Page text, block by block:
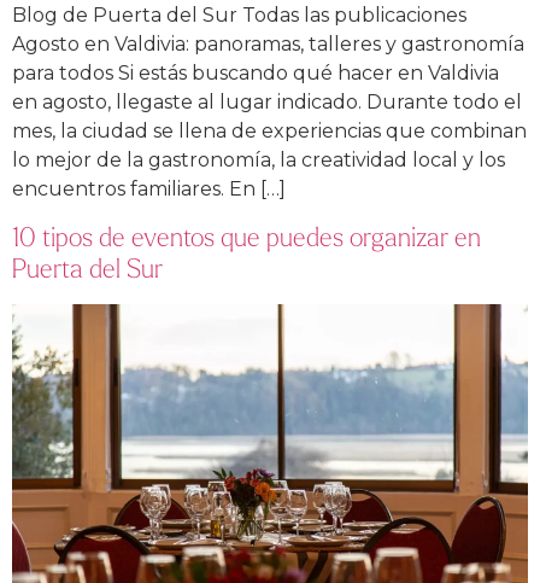
Blog de Puerta del Sur Todas las publicaciones
Agosto en Valdivia: panoramas, talleres y gastronomía
para todos Si estás buscando qué hacer en Valdivia
en agosto, llegaste al lugar indicado. Durante todo el
mes, la ciudad se llena de experiencias que combinan
lo mejor de la gastronomía, la creatividad local y los
encuentros familiares. En […]
10 tipos de eventos que puedes organizar en
Puerta del Sur